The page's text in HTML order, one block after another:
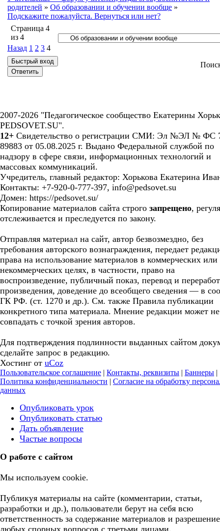
родителей » Об образовании и обучении вообще »
Подскажите пожалуйста. Вернуться или нет?
Страница 4
из 4
Назад 1 2 3 4
2007-2026 "Педагогическое сообщество Екатерины
PEDSOVET.SU".
12+ Свидетельство о регистрации СМИ: Эл №ЭЛ № ФС
89883 от 05.08.2025 г. Выдано Федеральной службой по
надзору в сфере связи, информационных технологий и
массовых коммуникаций.
Учредитель, главный редактор: Хорькова Екатерина
Контакты: +7-920-0-777-397, info@pedsovet.su
Домен: https://pedsovet.su/
Копирование материалов сайта строго запрещено,
отслеживается и преследуется по закону.
Отправляя материал на сайт, автор безвозмездно, без
требования авторского вознаграждения, передает
права на использование материалов в коммерческих или
некоммерческих целях, в частности, право на
воспроизведение, публичный показ, перевод и
произведения, доведение до всеобщего сведения — в
ГК РФ. (ст. 1270 и др.). См. также Правила публикации
конкретного типа материала. Мнение редакции может не
совпадать с точкой зрения авторов.
Для подтверждения подлинности выданных сайтом
сделайте запрос в редакцию.
Хостинг от uCoz
Пользовательское соглашение | Контакты, реквизиты | Баннеры |
Политика конфиденциальности | Согласие на обработку
данных
Опубликовать урок
Опубликовать статью
Дать объявление
Частые вопросы
О работе с сайтом
Мы используем cookie.
Публикуя материалы на сайте (комментарии, статьи,
разработки и др.), пользователи берут на себя всю
ответственность за содержание материалов и разрешение
любых спорных вопросов с третьми лицами.